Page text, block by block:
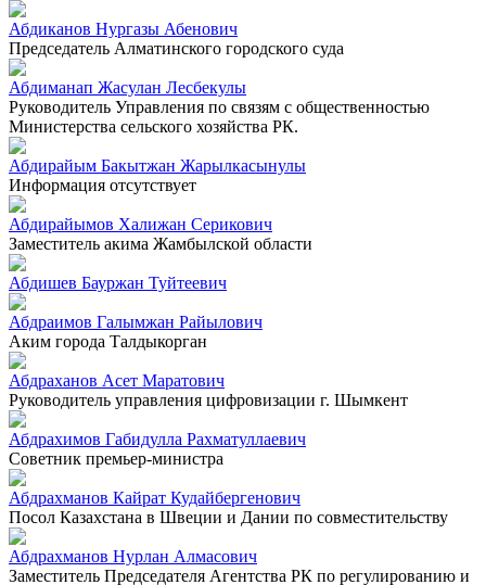
Абдиканов Нургазы Абенович
Председатель Алматинского городского суда
Абдиманап Жасулан Лесбекулы
Руководитель Управления по связям с общественностью
Министерства сельского хозяйства РК.
Абдирайым Бакытжан Жарылкасынулы
Информация отсутствует
Абдирайымов Халижан Серикович
Заместитель акима Жамбылской области
Абдишев Бауржан Туйтеевич
Абдраимов Галымжан Райылович
Аким города Талдыкорган
Абдраханов Асет Маратович
Руководитель управления цифровизации г. Шымкент
Абдрахимов Габидулла Рахматуллаевич
Советник премьер-министра
Абдрахманов Кайрат Кудайбергенович
Посол Казахстана в Швеции и Дании по совместительству
Абдрахманов Нурлан Алмасович
Заместитель Председателя Агентства РК по регулированию и